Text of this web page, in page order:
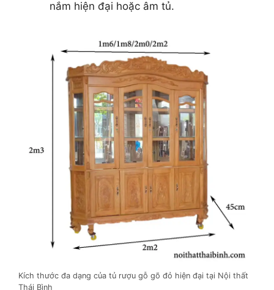
nắm hiện đại hoặc âm tủ.
Kích thước đa dạng của tủ rượu gỗ gõ đỏ hiện đại tại Nội thất
Thái Bình